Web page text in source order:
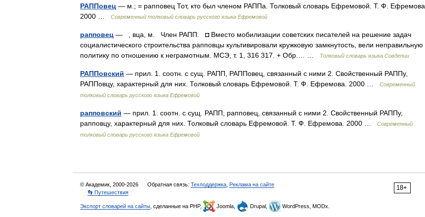
РАППовец — м.; = рапповец Тот, кто был членом РАППа. Толковый словарь Ефремовой. Т. Ф. Ефремова.
2000 …
Современный толковый словарь русского языка Ефремовой
рапповец — , вца, м. Член РАПП. ◘ Вместо мобилизации советских писателей на решение задач
социалистического строительства рапповцы культивировали кружковую замкнутость, вели неправильную
политику по отношению к неграмотным. МСЭ, т. 1, 316 317. + Обр.… …
Толковый словарь языка Совдепии
РАППовский — прил. 1. соотн. с сущ. РАПП, РАППовец, связанный с ними 2. Свойственный РАППу,
РАППовцу, характерный для них. Толковый словарь Ефремовой. Т. Ф. Ефремова. 2000 …
Современный
толковый словарь русского языка Ефремовой
рапповский — прил. 1. соотн. с сущ. РАПП, рапповец, связанный с ними 2. Свойственный РАППу,
рапповцу, характерный для них. Толковый словарь Ефремовой. Т. Ф. Ефремова. 2000 …
Современный
толковый словарь русского языка Ефремовой
18+
© Академик, 2000-2026 Обратная связь: Техподдержка Реклама на сайте
👣 Путешествия
Экспорт словарей на сайты , сделанные на PHP, Joomla, Drupal, WordPress, MODx.